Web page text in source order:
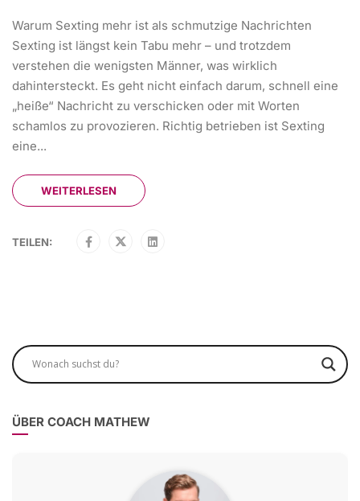
Warum Sexting mehr ist als schmutzige Nachrichten
Sexting ist längst kein Tabu mehr – und trotzdem
verstehen die wenigsten Männer, was wirklich
dahintersteckt. Es geht nicht einfach darum, schnell eine
„heiße“ Nachricht zu verschicken oder mit Worten
schamlos zu provozieren. Richtig betrieben ist Sexting
eine...
WEITERLESEN
TEILEN:
ÜBER COACH MATHEW